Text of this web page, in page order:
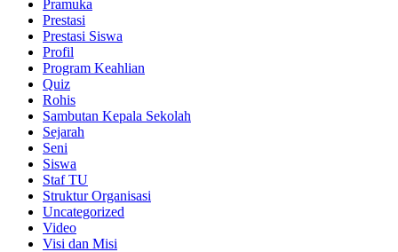
Pramuka
Prestasi
Prestasi Siswa
Profil
Program Keahlian
Quiz
Rohis
Sambutan Kepala Sekolah
Sejarah
Seni
Siswa
Staf TU
Struktur Organisasi
Uncategorized
Video
Visi dan Misi